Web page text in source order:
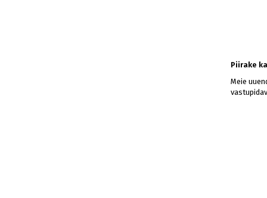
Piirake
Meie